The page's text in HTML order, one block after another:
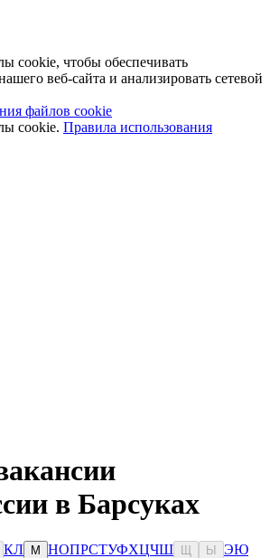
cookie, чтобы обеспечивать
веб-сайта и анализировать сетевой
файлов cookie
cookie. Правила использования
в Барсуках
КЛ М НОПРСТУФХЦЧШ Ы ЭЮ